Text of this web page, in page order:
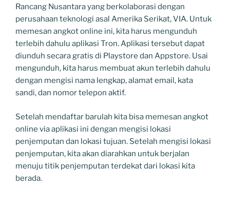
Rancang Nusantara yang berkolaborasi dengan
perusahaan teknologi asal Amerika Serikat, VIA. Untuk
memesan angkot online ini, kita harus mengunduh
terlebih dahulu aplikasi Tron. Aplikasi tersebut dapat
diunduh secara gratis di Playstore dan Appstore. Usai
mengunduh, kita harus membuat akun terlebih dahulu
dengan mengisi nama lengkap, alamat email, kata
sandi, dan nomor telepon aktif.
Setelah mendaftar barulah kita bisa memesan angkot
online via aplikasi ini dengan mengisi lokasi
penjemputan dan lokasi tujuan. Setelah mengisi lokasi
penjemputan, kita akan diarahkan untuk berjalan
menuju titik penjemputan terdekat dari lokasi kita
berada.